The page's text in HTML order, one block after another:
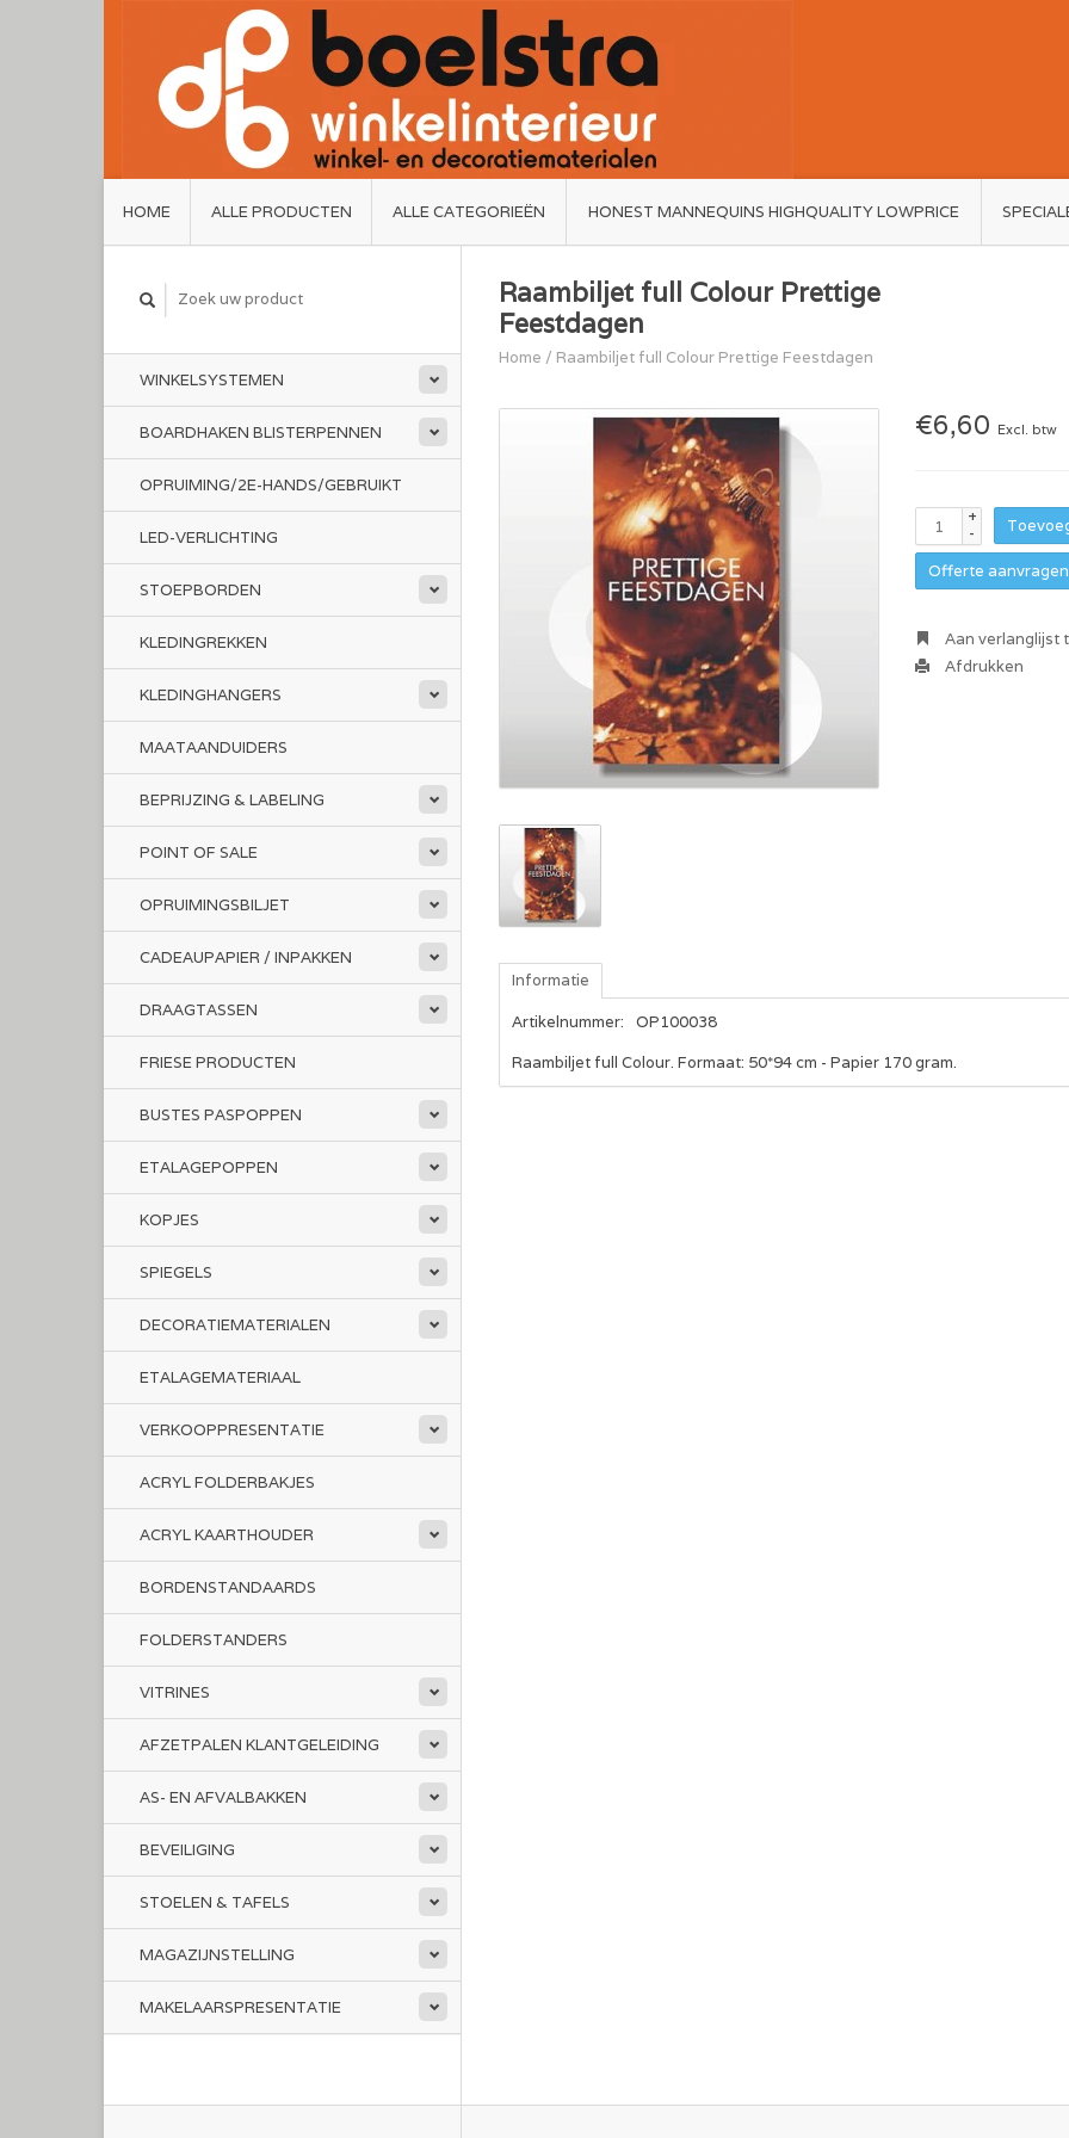
HOME ALLE PRODUCTEN ALLE CATEGORIEËN HONEST MANNEQUINS HIGHQUALITY LOWPRICE
WINKELSYSTEMEN
BOARDHAKEN BLISTERPENNEN
OPRUIMING/2E-HANDS/GEBRUIKT
LED-VERLICHTING
STOEPBORDEN
KLEDINGREKKEN
KLEDINGHANGERS
MAATAANDUIDERS
BEPRIJZING & LABELING
POINT OF SALE
OPRUIMINGSBILJET
CADEAUPAPIER / INPAKKEN
DRAAGTASSEN
FRIESE PRODUCTEN
BUSTES PASPOPPEN
ETALAGEPOPPEN
KOPJES
SPIEGELS
DECORATIEMATERIALEN
ETALAGEMATERIAAL
VERKOOPPRESENTATIE
ACRYL FOLDERBAKJES
ACRYL KAARTHOUDER
BORDENSTANDAARDS
FOLDERSTANDERS
VITRINES
AFZETPALEN KLANTGELEIDING
AS- EN AFVALBAKKEN
BEVEILIGING
STOELEN & TAFELS
MAGAZIJNSTELLING
MAKELAARSPRESENTATIE
Raambiljet full Colour Prettige
Feestdagen
Home / Raambiljet full Colour Prettige Feestdagen
€6,60 Excl. btw
+
-
Offerte
Aan verlanglijst
Afdrukken
Informatie
Artikelnummer:
OP100038
Raambiljet full Colour. Formaat: 50*94 cm - Papier 170 gram.